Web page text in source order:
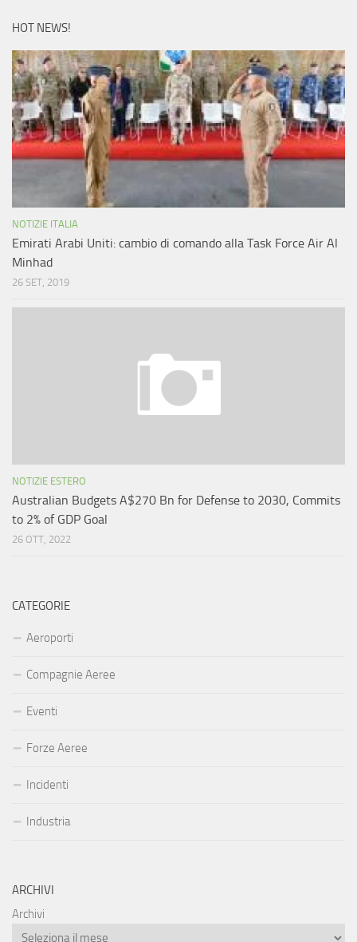
HOT NEWS!
NOTIZIE ITALIA
Emirati Arabi Uniti: cambio di comando alla Task Force Air Al
Minhad
26 SET, 2019
NOTIZIE ESTERO
Australian Budgets A$270 Bn for Defense to 2030, Commits
to 2% of GDP Goal
26 OTT, 2022
CATEGORIE
Aeroporti
Compagnie Aeree
Eventi
Forze Aeree
Incidenti
Industria
ARCHIVI
Archivi